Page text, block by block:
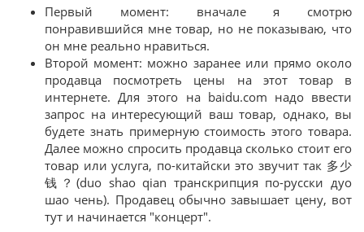
Первый момент: вначале я смотрю
понравившийся мне товар, но не показываю, что
он мне реально нравиться.
Второй момент: можно заранее или прямо около
продавца посмотреть цены на этот товар в
интернете. Для этого на baidu.com надо ввести
запрос на интересующий ваш товар, однако, вы
будете знать примерную стоимость этого товара.
Далее можно спросить продавца сколько стоит его
товар или услуга, по-китайски это звучит так 多少
钱？(duo shao qian транскрипция по-русски дуо
шао чень). Продавец обычно завышает цену, вот
тут и начинается "концерт".